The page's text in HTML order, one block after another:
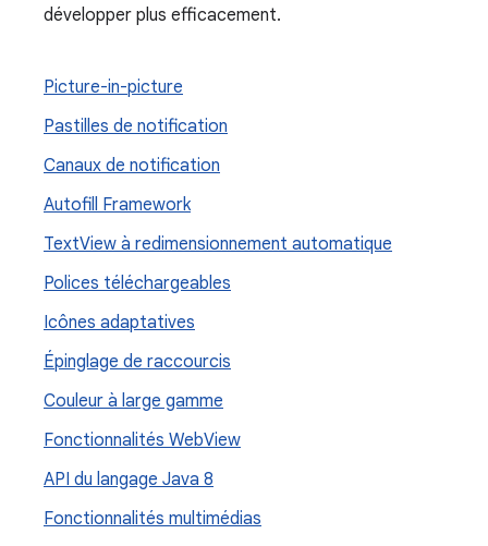
développer plus efficacement.
Picture-in-picture
Pastilles de notification
Canaux de notification
Autofill Framework
TextView à redimensionnement automatique
Polices téléchargeables
Icônes adaptatives
Épinglage de raccourcis
Couleur à large gamme
Fonctionnalités WebView
API du langage Java 8
Fonctionnalités multimédias